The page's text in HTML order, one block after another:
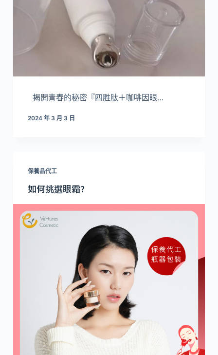
揭開青春的秘密『四胜肽＋咖啡因眼…
2024 年 3 月 3 日
保養品代工
如何挑選眼霜?